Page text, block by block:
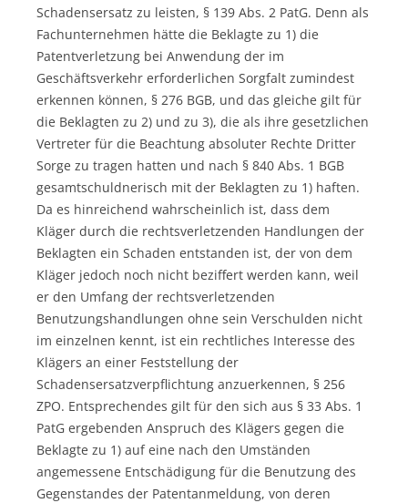
Schadensersatz zu leisten, § 139 Abs. 2 PatG. Denn als
Fachunternehmen hätte die Beklagte zu 1) die
Patentverletzung bei Anwendung der im
Geschäftsverkehr erforderlichen Sorgfalt zumindest
erkennen können, § 276 BGB, und das gleiche gilt für
die Beklagten zu 2) und zu 3), die als ihre gesetzlichen
Vertreter für die Beachtung absoluter Rechte Dritter
Sorge zu tragen hatten und nach § 840 Abs. 1 BGB
gesamtschuldnerisch mit der Beklagten zu 1) haften.
Da es hinreichend wahrscheinlich ist, dass dem
Kläger durch die rechtsverletzenden Handlungen der
Beklagten ein Schaden entstanden ist, der von dem
Kläger jedoch noch nicht beziffert werden kann, weil
er den Umfang der rechtsverletzenden
Benutzungshandlungen ohne sein Verschulden nicht
im einzelnen kennt, ist ein rechtliches Interesse des
Klägers an einer Feststellung der
Schadensersatzverpflichtung anzuerkennen, § 256
ZPO. Entsprechendes gilt für den sich aus § 33 Abs. 1
PatG ergebenden Anspruch des Klägers gegen die
Beklagte zu 1) auf eine nach den Umständen
angemessene Entschädigung für die Benutzung des
Gegenstandes der Patentanmeldung, von deren